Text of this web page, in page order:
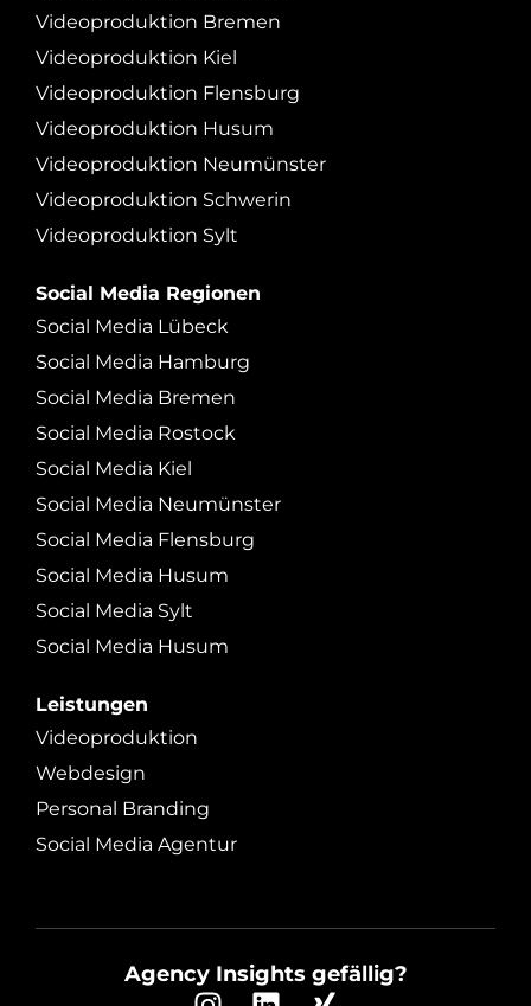
Videoproduktion Bremen
Videoproduktion Kiel
Videoproduktion Flensburg
Videoproduktion Husum
Videoproduktion Neumünster
Videoproduktion Schwerin
Videoproduktion Sylt
Social Media Regionen
Social Media Lübeck
Social Media Hamburg
Social Media Bremen
Social Media Rostock
Social Media Kiel
Social Media Neumünster
Social Media Flensburg
Social Media Husum
Social Media Sylt
Social Media Husum
Leistungen
Videoproduktion
Webdesign
Personal Branding
Social Media Agentur
Agency Insights gefällig?